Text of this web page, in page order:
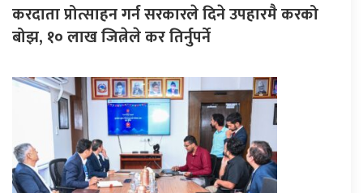
करदाता प्रोत्साहन गर्न सरकारले दिने उपहारमै करको
बोझ, १० लाख जित्नेले कर तिर्नुपर्ने